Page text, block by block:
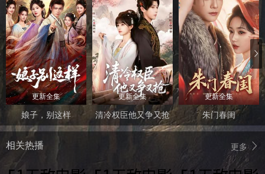
更新全集
娘子，别这样
更新全集
清冷权臣他又争又抢
更新全集
朱门春闺
更多
相关热播